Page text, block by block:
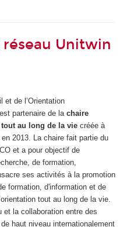
Unitwin
et de l’Orientation
partenaire de la chaire
au long de la vie créée à
2013. La chaire fait partie du
et a pour objectif de
de formation,
ses activités à la promotion
formation, d'information et de
tout au long de la vie.
la collaboration entre des
haut niveau internationalement